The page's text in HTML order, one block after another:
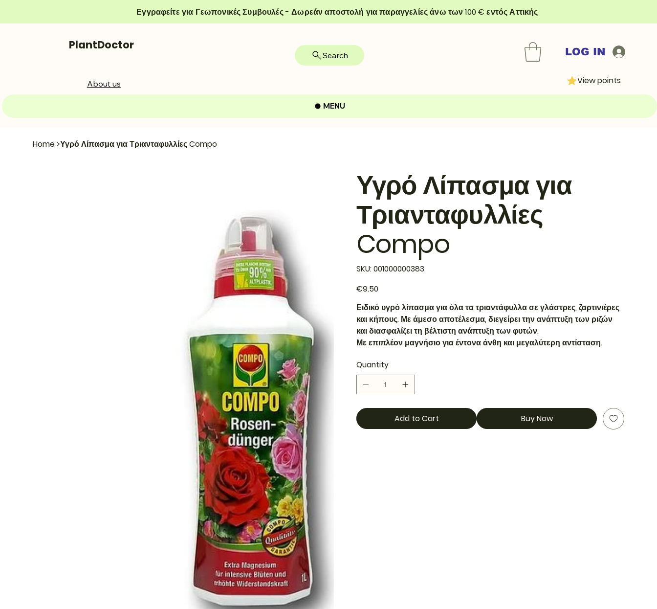
Home >Υγρό Λίπασμα για Τριανταφυλλίες Compo
Υγρό Λίπασμα για
Τριανταφυλλίες
Compo
SKU: 001000000383
001000000383
€9.50
Ειδικό υγρό λίπασμα για όλα τα τριαντάφυλλα σε γλάστρες, ζαρτινιέρες
και κήπους. Με άμεσο αποτέλεσμα, διεγείρει την ανάπτυξη των ριζών
και διασφαλίζει τη βέλτιστη ανάπτυξη των φυτών.
Με επιπλέον μαγνήσιο για έντονα άνθη και μεγαλύτερη αντίσταση.
Quantity
Add to Cart Buy Now
Εγγραφείτε για Γεωπονικές Συμβουλές - Δωρεάν αποστολή για παραγγελίες άνω των 100 € εντός Αττικής
PlantDoctor
Search
MENU
LOG IN
About us View points